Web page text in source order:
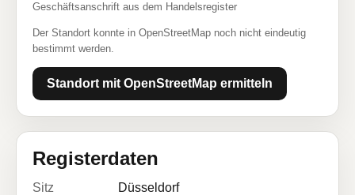
Geschäftsanschrift aus dem Handelsregister
Der Standort konnte in OpenStreetMap noch nicht eindeutig
bestimmt werden.
Standort mit OpenStreetMap ermitteln
Registerdaten
Sitz
Düsseldorf